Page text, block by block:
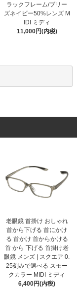
ラックフレーム/ブリー
ズネイビー50%レンズ M
IDI ミディ
11,000円(内税)
老眼鏡 首掛け おしゃれ
首から下げる 首にかけ
る 首かけ 首からかける
首 から 下げる 首掛け老
眼鏡 メンズ | スクエア 0.
25刻みで選べる スモー
クカラー MIDI ミディ
6,400円(内税)